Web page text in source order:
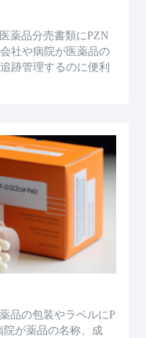
薬品分売書類にPZN
社や病院が医薬品の
跡管理するのに便利
品の包装やラベルにP
が薬品の名称、成